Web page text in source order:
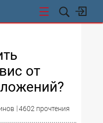
от
4602 прочтения